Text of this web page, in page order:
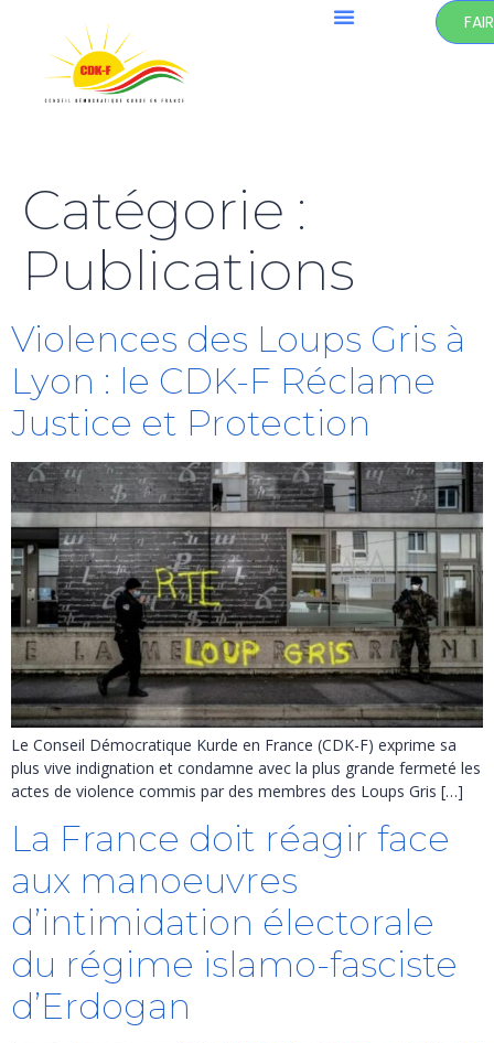
Catégorie :
Publications
Violences des Loups Gris à
Lyon : le CDK-F Réclame
Justice et Protection
Le Conseil Démocratique Kurde en France (CDK-F) exprime sa
plus vive indignation et condamne avec la plus grande fermeté les
actes de violence commis par des membres des Loups Gris […]
La France doit réagir face
aux manoeuvres
d’intimidation électorale
du régime islamo-fasciste
d’Erdogan